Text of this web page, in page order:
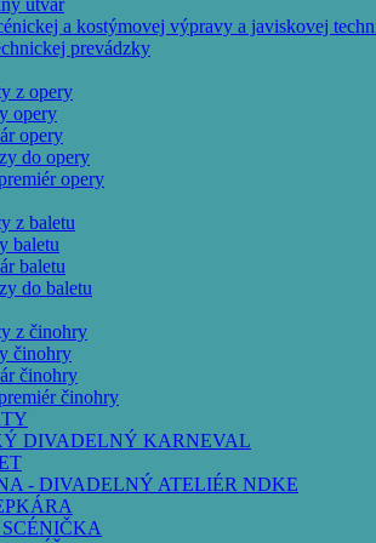
útvar
a kostýmovej výpravy a javiskovej
prevádzky
z opery
opery
opery
do opery
opery
z baletu
baletu
baletu
do baletu
z činohry
činohry
činohry
činohry
DIVADELNÝ KARNEVAL
- DIVADELNÝ ATELIÉR NDKE